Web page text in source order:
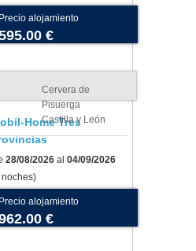
Precio alojamiento
€
Cervera de
Pisuerga
Castilla y León
Home Tres
28/08/2026 al 04/09/2026
noches)
Precio alojamiento
€